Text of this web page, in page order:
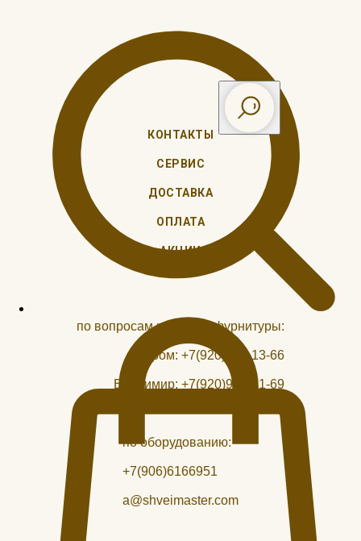
КОНТАКТЫ
СЕРВИС
ДОСТАВКА
ОПЛАТА
АКЦИИ
по вопросам ремонта, фурнитуры:
Муром: +7(920)941-13-66
Владимир: +7(920)946-21-69
по оборудованию:
+7(906)6166951
a@shveimaster.com